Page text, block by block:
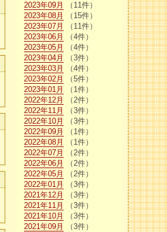
2023年09月
（11件）
2023年08月
（15件）
2023年07月
（11件）
2023年06月
（4件）
2023年05月
（4件）
2023年04月
（3件）
2023年03月
（4件）
2023年02月
（5件）
2023年01月
（1件）
2022年12月
（2件）
2022年11月
（3件）
2022年10月
（3件）
2022年09月
（1件）
2022年08月
（1件）
2022年07月
（2件）
2022年06月
（2件）
2022年05月
（2件）
2022年01月
（3件）
2021年12月
（3件）
2021年11月
（3件）
2021年10月
（3件）
2021年09月
（3件）